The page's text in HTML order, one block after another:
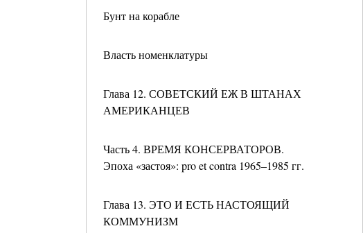
Бунт на корабле
Власть номенклатуры
Глава 12. СОВЕТСКИЙ ЕЖ В ШТАНАХ
АМЕРИКАНЦЕВ
Часть 4. ВРЕМЯ КОНСЕРВАТОРОВ.
Эпоха «застоя»: pro et contra 1965–1985 гг.
Глава 13. ЭТО И ЕСТЬ НАСТОЯЩИЙ
КОММУНИЗМ